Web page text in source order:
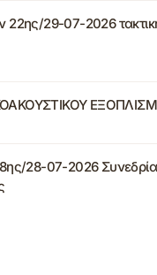
22ης/29-07-2026
28-07-2026